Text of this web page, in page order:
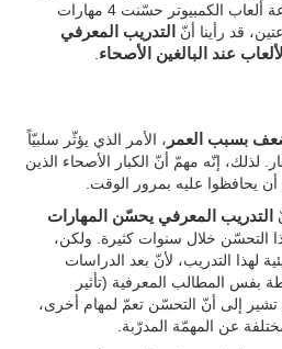
، بينما مجموعة ألعاب الكمبيوتر حسّنت 4 مهارات
قد رأينا أنّ
التدريب المعرفي
عند البالغين الأصحاء
بسبب العمر ، الأمر الذي يؤثّر سلبيّاً
لذلك، إنّه مهمّ أنّ الكبار الأصحاء الذين
يحافظوا عليه بمرور الوقت.
التدريب المعرفي يحسّن المهارات
التحسّن خلال سنوات كثيرة. ولكن،
لهذا التدريب، لأنّ بعد الدراسات
بفس المطالب المعرفية (تأثير
إلى أنّ التحسّن تعمّ لمهام أخرى،
عن المهمّة المدرّبة.